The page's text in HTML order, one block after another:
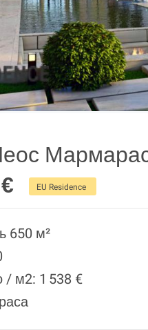
EU Residence
650 м²
/ м2: 1 538 €